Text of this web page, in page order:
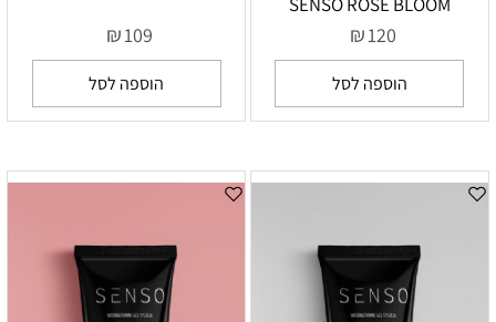
SENSO ROSE BLOOM
₪120
הוספה לסל
₪109
הוספה לסל